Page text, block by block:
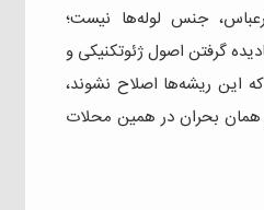
جنس لوله‌ها نیست؛
گرفتن اصول ژئوتکنیکی و
این ریشه‌ها اصلاح نشوند،
همان بحران در همین محلات